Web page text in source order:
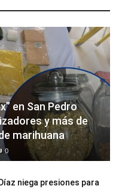
en San Pedro
y más de
marihuana
0
niega presiones para